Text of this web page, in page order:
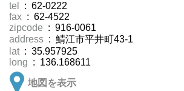
tel
: 62-0222
fax : 62-4522
zipcode : 916-0061
address : 鯖江市平井町43-1
lat : 35.957925
long : 136.168611
地図を表示